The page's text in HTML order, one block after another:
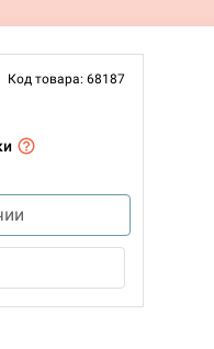
Код товара: 68187